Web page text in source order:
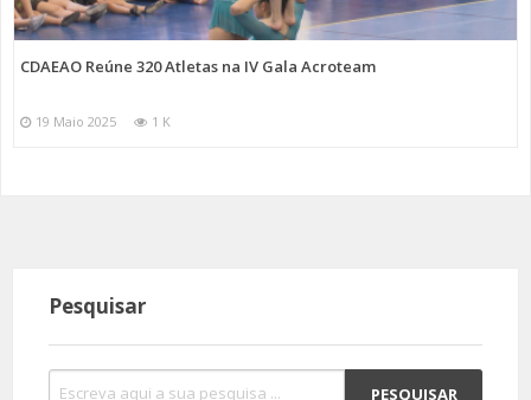
CDAEAO Reúne 320 Atletas na IV Gala Acroteam
19 Maio 2025 1 K
Pesquisar